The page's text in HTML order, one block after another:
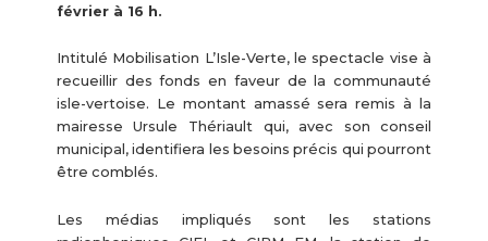
février à 16 h.
Intitulé Mobilisation L’Isle-Verte, le spectacle vise à
recueillir des fonds en faveur de la communauté
isle-vertoise. Le montant amassé sera remis à la
mairesse Ursule Thériault qui, avec son conseil
municipal, identifiera les besoins précis qui pourront
être comblés.
Les médias impliqués sont les stations